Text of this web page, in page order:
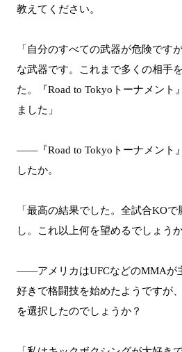
教えてください。
「自分のすべての武器が危険です
な武器です。これまで多くの相手
た。『Road to Tokyoトーナメント
ました」
――『Road to Tokyoトーナメント
したか。
「最高の結果でした。全試合KO
し。これ以上何を望めるでしょうか
――アメリカはUFCなどのMMAが
好きで格闘技を始めたようですが
を選択したのでしょうか？